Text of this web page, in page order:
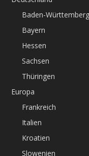
Baden-Württemberg
Bayern
Hessen
Sachsen
Thüringen
Europa
Frankreich
Italien
Kroatien
Slowenien